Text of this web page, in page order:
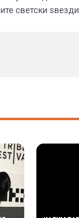
светски